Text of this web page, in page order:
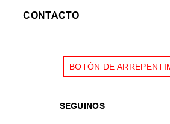
CONTACTO
BOTÓN DE
SEGUINOS